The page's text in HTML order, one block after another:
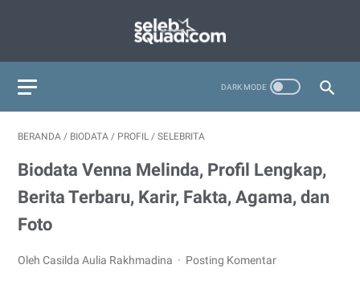
BERANDA / BIODATA / PROFIL / SELEBRITA
Biodata Venna Melinda, Profil Lengkap,
Berita Terbaru, Karir, Fakta, Agama, dan
Foto
Oleh Casilda Aulia Rakhmadina Posting Komentar